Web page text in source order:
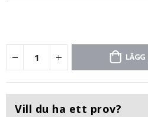
Vill du ha ett prov?